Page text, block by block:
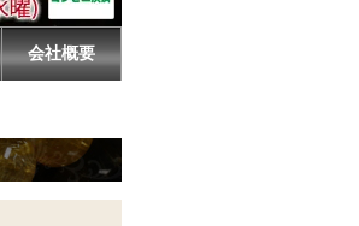
会社概要